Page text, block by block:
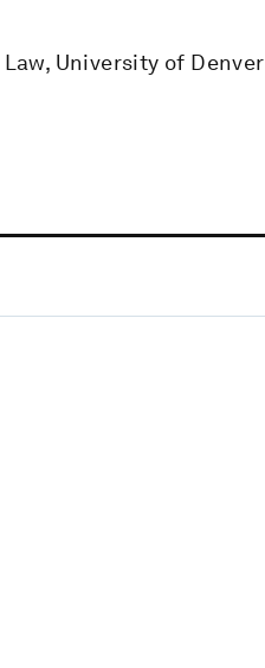
University of Denver